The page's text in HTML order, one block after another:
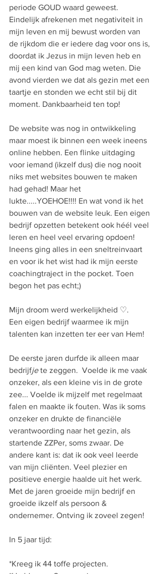
periode GOUD waard geweest.
Eindelijk afrekenen met negativiteit in
mijn leven en mij bewust worden van
de rijkdom die er iedere dag voor ons is,
doordat ik Jezus in mijn leven heb en
mij een kind van God mag weten. Die
avond vierden we dat als gezin met een
taartje en stonden we echt stil bij dit
moment. Dankbaarheid ten top!
De website was nog in ontwikkeling
maar moest ik binnen een week ineens
online hebben. Een flinke uitdaging
voor iemand (ikzelf dus) die nog nooit
niks met websites bouwen te maken
had gehad! Maar het
lukte.....YOEHOE!!!! En wat vond ik het
bouwen van de website leuk. Een eigen
bedrijf opzetten betekent ook héél veel
leren en heel veel ervaring opdoen!
Ineens ging alles in een sneltreinvaart
en voor ik het wist had ik mijn eerste
coachingtraject in the pocket. Toen
begon het pas echt;)
Mijn droom werd werkelijkheid ♡.
Een eigen bedrijf waarmee ik mijn
talenten kan inzetten ter eer van Hem!
De eerste jaren durfde ik alleen maar
bedrijfje te zeggen.  Voelde ik me vaak
onzeker, als een kleine vis in de grote
zee... Voelde ik mijzelf met regelmaat
falen en maakte ik fouten. Was ik soms
onzeker en drukte de financiële
verantwoording naar het gezin, als
startende ZZPer, soms zwaar. De
andere kant is: dat ik ook veel leerde
van mijn cliënten. Veel plezier en
positieve energie haalde uit het werk.
Met de jaren groeide mijn bedrijf en
groeide ikzelf als persoon &
ondernemer. Ontving ik zoveel zegen!
In 5 jaar tijd:
*Kreeg ik 44 toffe projecten.